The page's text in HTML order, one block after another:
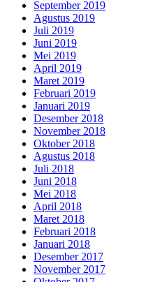
September 2019
Agustus 2019
Juli 2019
Juni 2019
Mei 2019
April 2019
Maret 2019
Februari 2019
Januari 2019
Desember 2018
November 2018
Oktober 2018
Agustus 2018
Juli 2018
Juni 2018
Mei 2018
April 2018
Maret 2018
Februari 2018
Januari 2018
Desember 2017
November 2017